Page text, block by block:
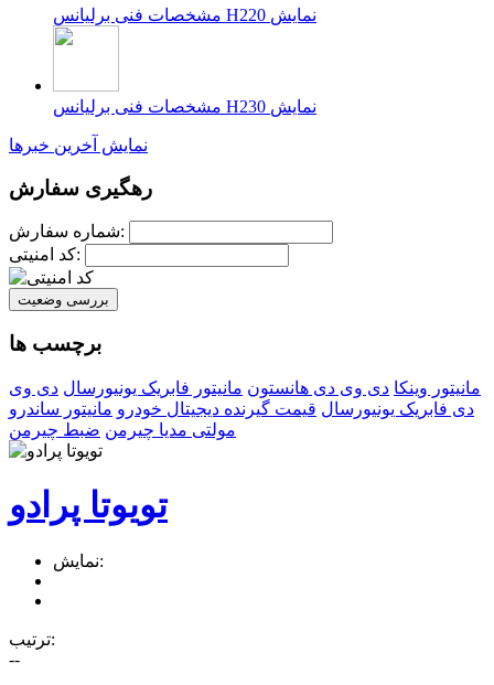
مشخصات فنی برلیانس H220 نمایش
مشخصات فنی برلیانس H230 نمایش
نمایش آخرین خبرها
رهگیری سفارش
شماره سفارش:
کد امنیتی:
بررسی وضعیت
برچسب ها
مانیتور وینکا دی وی دی هانستون مانیتور فابریک یونیورسال دی وی
دی فابریک یونیورسال قیمت گیرنده دیجیتال خودرو مانیتور ساندرو
مولتی مدیا چیرمن ضبط چیرمن
تویوتا پرادو
نمایش:
ترتیب:
--